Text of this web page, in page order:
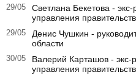
29/05
Светлана Бекетова - экс-
управления
29/05
Денис Чушкин -
области
30/05
Валерий Карташов - экс-
управления